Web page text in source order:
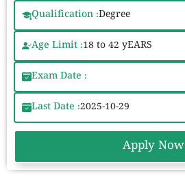
Qualification :Degree
Age Limit :18 to 42 yEARS
Exam Date :
Last Date :2025-10-29
Apply Now